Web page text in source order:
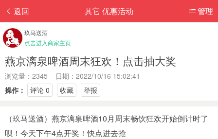
返回 管理
其它 优惠活动
玖马送酒
点击进入商家主页
燕京漓泉啤酒周末狂欢！点击抽大奖
浏览量：2345 日期：2022/10/16 15:02:41
操作：
评论 0 收藏 举报
（玖马送酒）燕京漓泉啤酒10月周末畅饮狂欢开始倒计时了
呗！今天下午4点开奖！快点进去抢